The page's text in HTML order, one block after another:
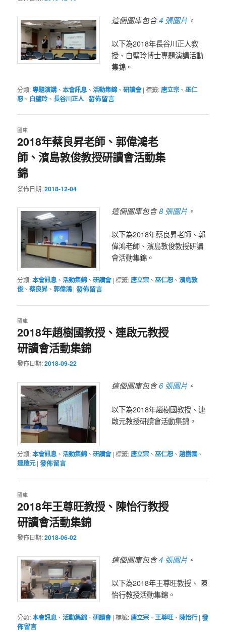
這個圖庫包含4 張圖片 。
以下為2018年長谷川正人教
授、白璧玲博士專題演講活動
集錦。
分類:專題演講、本會訊息 、活動集錦、研讀會 |標籤:唐立宗、巫仁
恕 、 白璧玲、長谷川正人 |發佈留言
2018年蔡良昇老師、郭偉鴻老
師、濱島敦俊教授研讀會活動集
錦
圖庫
發佈日期:2018-12-04
這個圖庫包含8 張圖片 。
以下為2018年蔡良昇老師、郭
偉鴻老師、濱島敦俊教授研讀
會活動集錦。
分類:本會訊息 、活動集錦、研讀會 |標籤:唐立宗、巫仁恕 、濱島敦
俊、蔡良昇、郭偉鴻 |發佈留言
2018年趙樹國教授、連啟元教授
研讀會活動集錦
圖庫
發佈日期:2018-09-22
這個圖庫包含6 張圖片 。
以下為2018年趙樹國教授、連
啟元教授研讀會活動集錦。
分類:本會訊息 、活動集錦、研讀會 |標籤:唐立宗、巫仁恕 、趙樹國 、
連啟元 |發佈留言
2018年王尊旺教授、陳怡行教授
研讀會活動集錦
圖庫
發佈日期:2018-06-02
這個圖庫包含4 張圖片 。
以下為2018年王尊旺教授、 陳
怡行教授活動集錦。
分類:本會訊息 、活動集錦、研讀會 |標籤: 唐立宗、王尊旺、 陳怡行 |發
佈留言